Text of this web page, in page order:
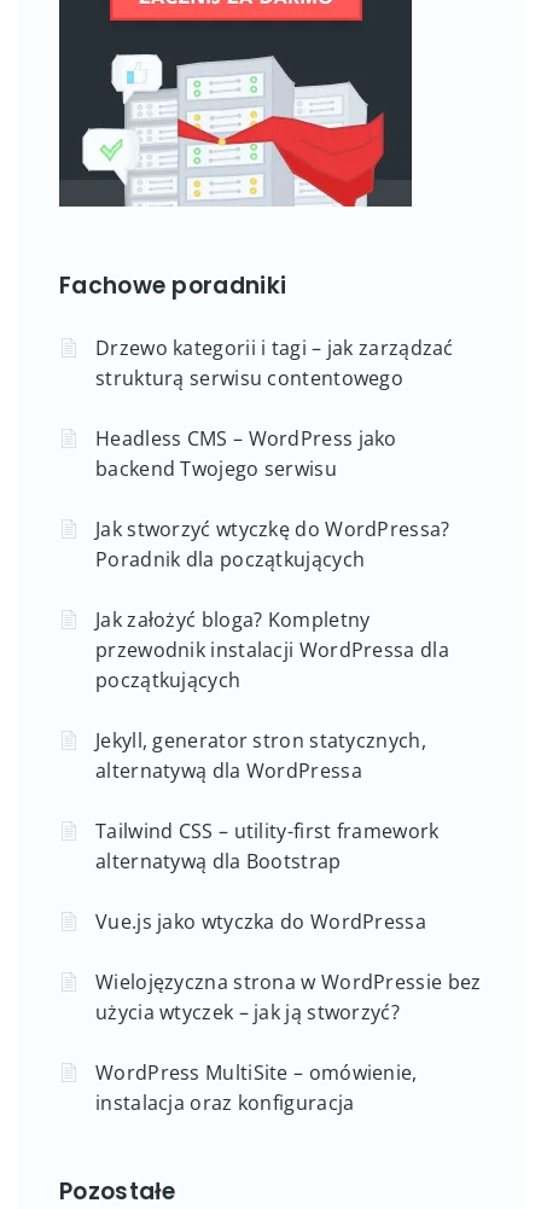
Fachowe poradniki
Drzewo kategorii i tagi – jak zarządzać
strukturą serwisu contentowego
Headless CMS – WordPress jako
backend Twojego serwisu
Jak stworzyć wtyczkę do WordPressa?
Poradnik dla początkujących
Jak założyć bloga? Kompletny
przewodnik instalacji WordPressa dla
początkujących
Jekyll, generator stron statycznych,
alternatywą dla WordPressa
Tailwind CSS – utility-first framework
alternatywą dla Bootstrap
Vue.js jako wtyczka do WordPressa
Wielojęzyczna strona w WordPressie bez
użycia wtyczek – jak ją stworzyć?
WordPress MultiSite – omówienie,
instalacja oraz konfiguracja
Pozostałe